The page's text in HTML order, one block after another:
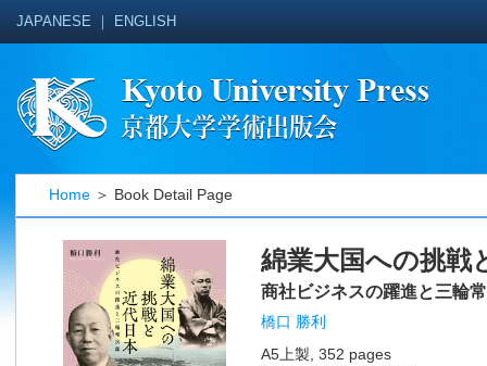
JAPANESE ｜ ENGLISH
Home ＞ Book Detail Page
綿業大国への挑戦
商社ビジネスの躍進と三輪
橋口 勝利
A5上製, 352 pages